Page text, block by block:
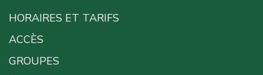
HORAIRES ET TARIFS
ACCÈS
GROUPES